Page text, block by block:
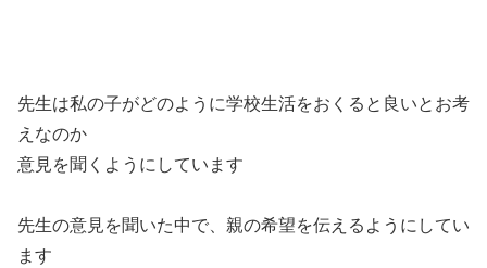
先生は私の子がどのように学校生活をおくると良いとお考
えなのか
意見を聞くようにしています
先生の意見を聞いた中で、親の希望を伝えるようにしてい
ます